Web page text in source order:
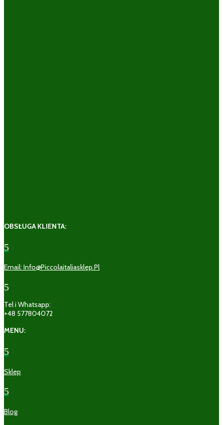
OBSŁUGA KLIENTA:
5
Email: Info@piccolaitaliasklep.pl
5
Tel i Whatsapp:
+48 577804072
MENU:
5
Sklep
5
Blog